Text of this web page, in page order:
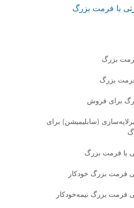
با فرمت بزرگ
بزرگ
فرمت بزرگ
برای فروش
(سابلیمیشن) برای
با فرمت بزرگ
فرمت بزرگ خودکار
فرمت بزرگ نیمه‌خودکار